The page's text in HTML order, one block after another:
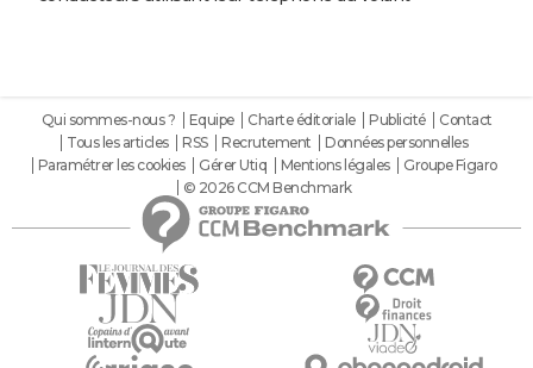
Qui sommes-nous ? Equipe Charte éditoriale Publicité
Contact
Tous les articles
RSS Recrutement
Données personnelles
Paramétrer les cookies
Gérer Utiq Mentions légales
Groupe Figaro
© 2026 CCM Benchmark